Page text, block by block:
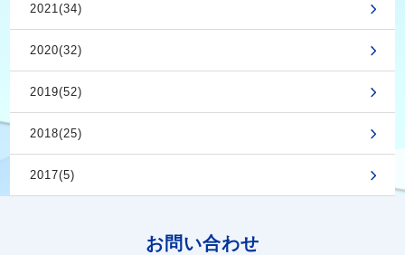
2021(34)
2020(32)
2019(52)
2018(25)
2017(5)
お問い合わせ